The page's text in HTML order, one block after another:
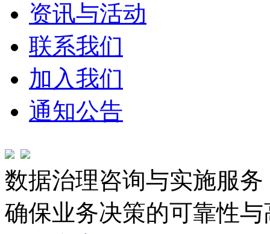
资讯与活动
联系我们
加入我们
通知公告
数据治理咨询与实施服务
确保业务决策的可靠性与